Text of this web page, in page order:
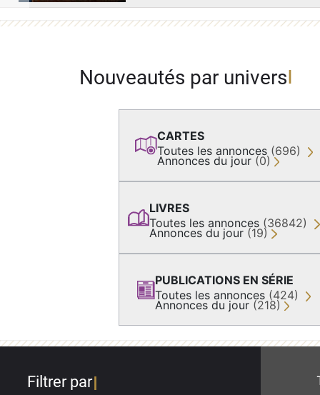
Nouveautés par univers
CARTES
Toutes les annonces (696)
Annonces du jour (0)
LIVRES
Toutes les annonces (36842)
Annonces du jour (19)
PUBLICATIONS EN SÉRIE
Toutes les annonces (424)
Annonces du jour (218)
Filtrer par